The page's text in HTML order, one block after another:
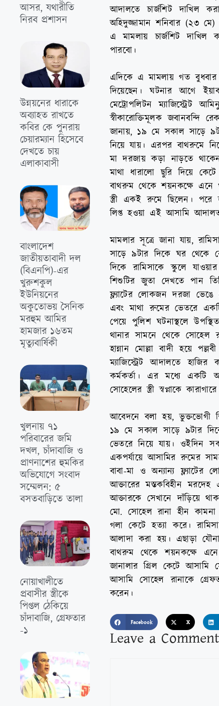
আসর, যথারীতি
নিরব প্রশাসন
উন্নয়নের ধারাকে
অব্যাহত রাখতে
কবির কে পুনরায়
চেয়ারম্যান হিসেবে
দেখতে চায়
এলাকাবাসী
বাংলাদেশ
জাতীয়তাবাদী দল
(বিএনপি)-এর
খুরুশকুল
ইউনিয়নের
অকুতোভয় সৈনিক
মরহুম আমির
হামজার ১৬তম
মৃত্যুবার্ষিকী
খুলনায় ৭১
পরিবারের জমি
দখল, চাঁদাবাজি ও
প্রাণনাশের হুমকির
অভিযোগে সংবাদ
সম্মেলন: ৫
বসতবাড়িতে তালা
নোয়াখালীতে
প্রবাসীর স্ত্রীকে
পিপ্তল ঠেকিয়ে
চাঁদাবাজি, গ্রেফতার
-১
আদালতে চার্জশিট দাখিল
অহিদুজ্জামান শনিবার (২৩
এ মামলায় চার্জশিট
পারবো।
এদিকে এ মামলায় গত বুধবার
দিয়েছেন। ঘটনার আগে
মেট্রোপলিটন ম্যাজিস্ট্রেট
স্বীকারোক্তিমূলক জবানবন্দি
জানায়, ১৯ মে সকাল সাড়ে
নিয়ে যায়। এরপর বাথরুমে
মা দরজায় কড়া নাড়তে
মাথা ধারালো ছুরি দিয়ে
বাথরুম থেকে শয়নকক্ষে এনে
স্ত্রী একই রুমে ছিলেন। পরে
লিপ্ত হওয়া এই আসামি
মামলার সূত্রে জানা যায়,
সাড়ে ৯টার দিকে ঘর থেকে
দিকে রামিসাকে স্কুলে
শিশুটির জুতা দেখতে পান
ফ্ল্যাটের লোকজন দরজা ভেঙে
এবং মাথা রুমের ভেতরে
পেয়ে পুলিশ ঘটনাস্থলে
থানার সামনে থেকে সোহেল
হান্নান মোল্লা বাদী হয়ে
ম্যাজিস্ট্রেট আদালতে
কর্মকর্তা। এর মধ্যে একটি
সোহেলের স্ত্রী স্বপ্নাকে
আবেদনে বলা হয়, ভুক্তভোগী
১৯ মে সকাল সাড়ে ৯টার
ভেতরে নিয়ে যায়। ওইদিন
একপর্যায়ে আসামির রুমের
বাবা-মা ও অন্যান্য
আক্তারের মস্তকবিহীন
আক্তারকে সেখানে দাঁড়িয়ে
মো. সোহেল রানা হীন
গলা কেটে হত্যা করে।
আলাদা করা হয়। এছাড়া
বাথরুম থেকে শয়নকক্ষে
জানালার গ্রিল কেটে আসামি
আসামি সোহেল রানাকে
করেন।
Facebook X
Leave a Comment